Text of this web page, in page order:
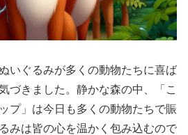
いぐるみが多くの動物たちに喜ば
づきました。静かな森の中、「こ
プ」は今日も多くの動物たちで賑
みは皆の心を温かく包み込むので